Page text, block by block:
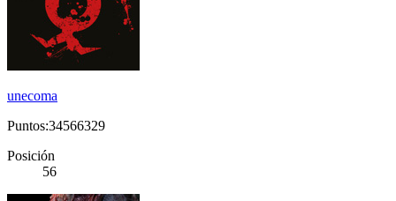
unecoma
Puntos:34566329
Posición
56